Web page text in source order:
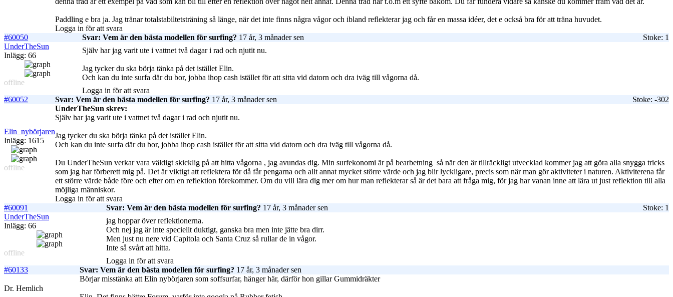
Paddling e bra ja. Jag tränar totalstabiltetsträning så länge, när det inte finns några vågor och ibland reflekterar jag och får en massa idéer, det e också bra för att träna huvudet.
Logga in för att svara
#60050
Svar: Vem är den bästa modellen för surfing? 17 år, 3 månader sen
Stoke: 1
UnderTheSun
Inlägg: 66
offline
Själv har jag varit ute i vattnet två dagar i rad och njutit nu.
Jag tycker du ska börja tänka på det istället Elin.
Och kan du inte surfa där du bor, jobba ihop cash istället för att sitta vid datorn och dra iväg till vågorna då.
Logga in för att svara
#60052
Svar: Vem är den bästa modellen för surfing? 17 år, 3 månader sen Stoke: -302
Elin_nybörjaren
Inlägg: 1615
offline
UnderTheSun skrev:
Själv har jag varit ute i vattnet två dagar i rad och njutit nu.
Jag tycker du ska börja tänka på det istället Elin.
Och kan du inte surfa där du bor, jobba ihop cash istället för att sitta vid datorn och dra iväg till vågorna då.
Du UnderTheSun verkar vara väldigt skicklig på att hitta vågorna , jag avundas dig. Min surfekonomi är på bearbetning så när den är tillräckligt utvecklad kommer jag att göra alla snygga tricks
som jag har förberett mig på. Det är viktigt att reflektera för då får pengarna och allt annat mycket större värde och jag blir lyckligare, precis som när man gör aktiviteter i naturen. Aktiviterena får
ett större värde både före och efter om en reflektion förekommer. Om du vill lära dig mer om hur man reflekterar så är det bara att fråga mig, för jag har vanan inne att lära ut just reflektion till alla
möjliga människor.
Logga in för att svara
#60091
Svar: Vem är den bästa modellen för surfing? 17 år, 3 månader sen
Stoke: 1
UnderTheSun
Inlägg: 66
offline
jag hoppar över reflektionerna.
Och nej jag är inte speciellt duktigt, ganska bra men inte jätte bra dirr.
Men just nu nere vid Capitola och Santa Cruz så rullar de in vågor.
Inte så svårt att hitta.
Logga in för att svara
#60133
Svar: Vem är den bästa modellen för surfing? 17 år, 3 månader sen
Dr. Hemlich
Börjar misstänka att Elin nybörjaren som soffsurfar, hänger här, därför hon gillar Gummidräkter